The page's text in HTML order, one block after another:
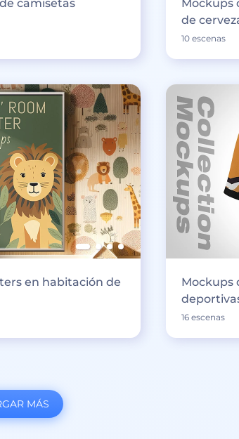
camisetas
Mockups
de
10 escenas
en habitación de
Mockups
16 escenas
MÁS